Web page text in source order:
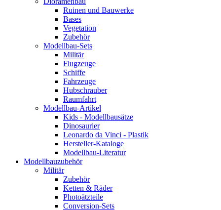
Ruinen und Bauwerke
Bases
Vegetation
Zubehör
Modellbau-Sets
Militär
Flugzeuge
Schiffe
Fahrzeuge
Hubschrauber
Raumfahrt
Modellbau-Artikel
Kids - Modellbausätze
Dinosaurier
Leonardo da Vinci - Plastik
Hersteller-Kataloge
Modellbau-Literatur
Modellbauzubehör
Militär
Zubehör
Ketten & Räder
Photoätzteile
Conversion-Sets